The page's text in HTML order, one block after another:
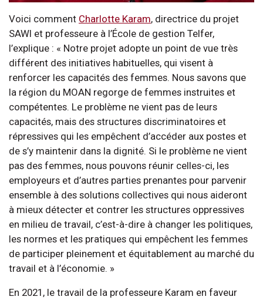
Voici comment Charlotte Karam, directrice du projet
SAWI et professeure à l’École de gestion Telfer,
l’explique : « Notre projet adopte un point de vue très
différent des initiatives habituelles, qui visent à
renforcer les capacités des femmes. Nous savons que
la région du MOAN regorge de femmes instruites et
compétentes. Le problème ne vient pas de leurs
capacités, mais des structures discriminatoires et
répressives qui les empêchent d’accéder aux postes et
de s’y maintenir dans la dignité. Si le problème ne vient
pas des femmes, nous pouvons réunir celles-ci, les
employeurs et d’autres parties prenantes pour parvenir
ensemble à des solutions collectives qui nous aideront
à mieux détecter et contrer les structures oppressives
en milieu de travail, c’est-à-dire à changer les politiques,
les normes et les pratiques qui empêchent les femmes
de participer pleinement et équitablement au marché du
travail et à l’économie. »
En 2021, le travail de la professeure Karam en faveur